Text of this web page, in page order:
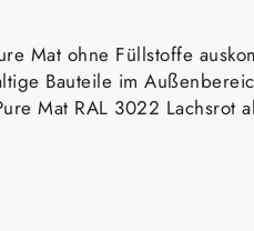
Mat ohne Füllstoffe
Bauteile im
Mat RAL 3022 Lachsrot